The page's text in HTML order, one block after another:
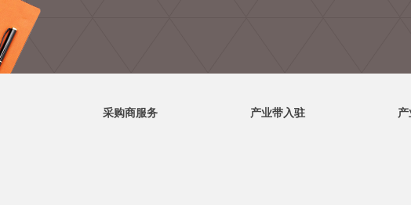
采购商服务 产业带入驻